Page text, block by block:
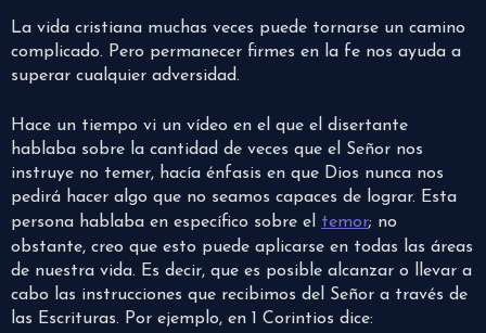
La vida cristiana muchas veces puede tornarse un camino
complicado. Pero permanecer firmes en la fe nos ayuda a
superar cualquier adversidad.
Hace un tiempo vi un vídeo en el que el disertante
hablaba sobre la cantidad de veces que el Señor nos
instruye no temer, hacía énfasis en que Dios nunca nos
pedirá hacer algo que no seamos capaces de lograr. Esta
persona hablaba en específico sobre el temor; no
obstante, creo que esto puede aplicarse en todas las áreas
de nuestra vida. Es decir, que es posible alcanzar o llevar a
cabo las instrucciones que recibimos del Señor a través de
las Escrituras. Por ejemplo, en 1 Corintios dice: